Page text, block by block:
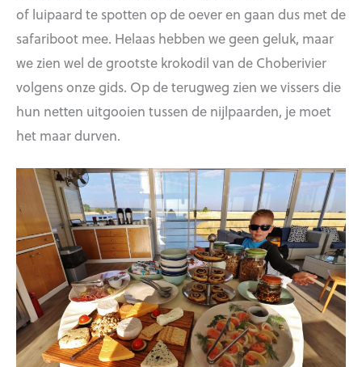
of luipaard te spotten op de oever en gaan dus met de
safariboot mee. Helaas hebben we geen geluk, maar
we zien wel de grootste krokodil van de Choberivier
volgens onze gids. Op de terugweg zien we vissers die
hun netten uitgooien tussen de nijlpaarden, je moet
het maar durven.